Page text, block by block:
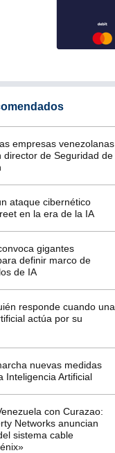
empresas venezolanas
director de Seguridad de
ataque cibernético
en la era de la IA
gigantes
definir marco de
de IA
responde cuando una
actúa por su
nuevas medidas
Inteligencia Artificial
con Curazao:
Networks anuncian
sistema cable